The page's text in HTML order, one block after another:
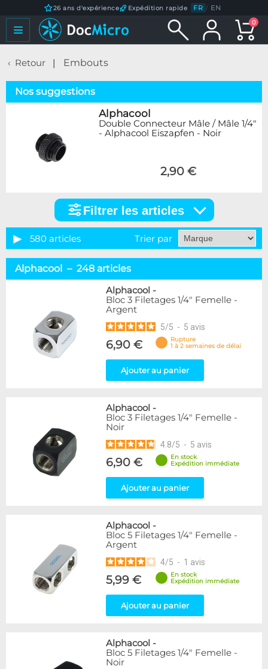
26 ans d'expérience Expédition rapide FR / EN
0
Retour Embouts
Nos suggestions
Alphacool
Double Connecteur Mâle / Mâle 1/4"
- Alphacool Eiszapfen - Noir
2,90 €
articles
Catégorie
Embouts tuyaux souples
Embouts tubes rigides
110
18
Adaptateurs
338
Marque
Alphacool
52
55
10
142
KooLance
Monsoon
9
Nanoxia
PrimoChill
9
31
216
2
Noir
236
Or
Rouge
2
5
Filtrer les articles
580 articles Trier par
Alphacool – 248 articles
Alphacool -
Bloc 3 Filetages 1/4" Femelle -
Argent
5/5 - 5 avis
6,90 €
Rupture
1 à 2 semaines de délai
Ajouter au panier
Alphacool -
Bloc 3 Filetages 1/4" Femelle -
Noir
4.8/5 - 5 avis
6,90 €
En stock
Expédition immédiate
Ajouter au panier
Alphacool -
Bloc 5 Filetages 1/4" Femelle -
Argent
4/5 - 1 avis
5,99 €
En stock
Expédition immédiate
Ajouter au panier
Alphacool -
Bloc 5 Filetages 1/4" Femelle -
Noir